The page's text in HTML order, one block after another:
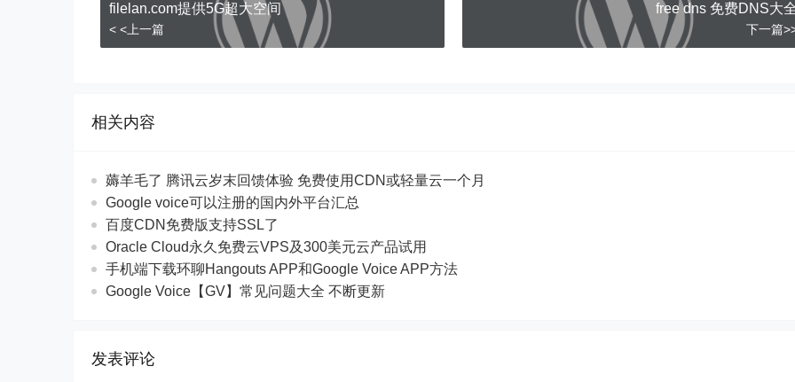
filelan.com提供5G超大空间
< <上一篇
free dns 免费DNS大
下一篇
相关内容
薅羊毛了 腾讯云岁末回馈体验 免费使用CDN或轻量云一个月
Google voice可以注册的国内外平台汇总
百度CDN免费版支持SSL了
Oracle Cloud永久免费云VPS及300美元云产品试用
手机端下载环聊Hangouts APP和Google Voice APP方法
Google Voice【GV】常见问题大全 不断更新
发表评论